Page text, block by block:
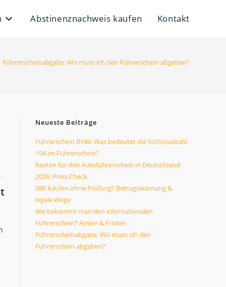
Abstinenznachweis kaufen Kontakt
Führerscheinabgabe: Wo muss ich den Führerschein abgeben?
Neueste Beiträge
Führerschein B194: Was bedeutet die Schlüsselzahl
194 im Führerschein?
Kosten für den Autoführerschein in Deutschland
2026: Preis-Check
SBF kaufen ohne Prüfung? Betrugswarnung &
legale Wege
Wo bekommt man den internationalen
Führerschein? Ämter & Fristen
Führerscheinabgabe: Wo muss ich den
Führerschein abgeben?